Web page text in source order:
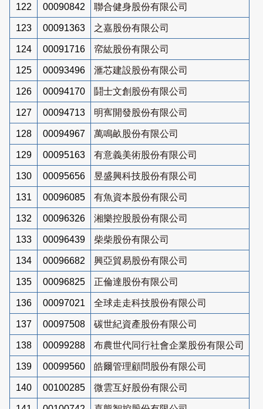
122 00090842 聯合健身股份有限公司
123 00091363 之嘉股份有限公司
124 00091716 帟紘股份有限公司
125 00093496 滙芯建設股份有限公司
126 00094170 鬪士文創股份有限公司
127 00094713 明寯開發股份有限公司
128 00094967 萬鳴畝股份有限公司
129 00095163 有意義美術股份有限公司
130 00095656 昱盛興科技股份有限公司
131 00096085 有魚資本股份有限公司
132 00096326 湘樂控股股份有限公司
133 00096439 柴柴股份有限公司
134 00096682 興亞貿易股份有限公司
135 00096825 正倫達股份有限公司
136 00097021 全球走走科技股份有限公司
137 00097508 碳世紀資產股份有限公司
138 00099288 布農世代同行社會企業股份有限公司
139 00099560 皓爾管理顧問股份有限公司
140 00100285 微雲互好股份有限公司